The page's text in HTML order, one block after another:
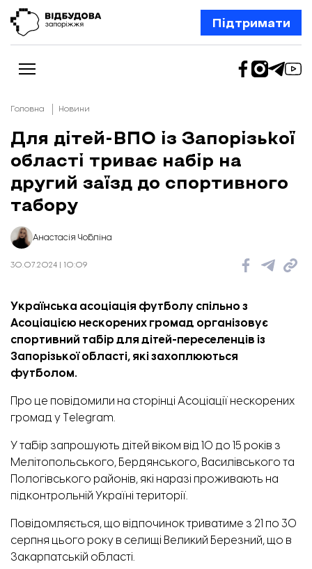
Підтримати
Новини
Відбудова Запоріжжя
Ексклюзив
Бізнес
Шлях додому
Колонки
Про нас
Редакційна політика
Головна Новини
Для дітей-ВПО із Запорізької
області триває набір на
другий заїзд до спортивного
табору
Анастасія Чобліна
30.07.2024 | 10:09
Українська асоціація футболу спільно з
Асоціацією нескорених громад організовує
спортивний табір для дітей-переселенців із
Запорізької області, які захоплюються
футболом.
Про це повідомили на сторінці Асоціації нескорених
громад у Telegram.
У табір запрошують дітей віком від 10 до 15 років з
Мелітопольського, Бердянського, Василівського та
Пологівського районів, які наразі проживають на
підконтрольній Україні території.
Повідомляється, що відпочинок триватиме з 21 по 30
серпня цього року в селищі Великий Березний, що в
Закарпатській області.